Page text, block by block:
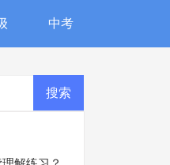
中考